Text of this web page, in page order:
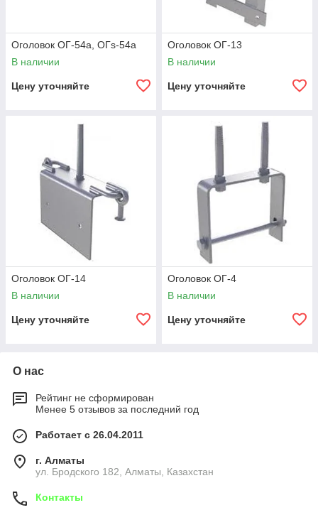
Оголовок ОГ-54а, ОГs-54а
В наличии
Цену уточняйте
Оголовок ОГ-13
В наличии
Цену уточняйте
Оголовок ОГ-14
В наличии
Цену уточняйте
Оголовок ОГ-4
В наличии
Цену уточняйте
О нас
Рейтинг не сформирован
Менее 5 отзывов за последний год
Работает с 26.04.2011
г. Алматы
ул. Бродского 182, Алматы, Казахстан
Контакты